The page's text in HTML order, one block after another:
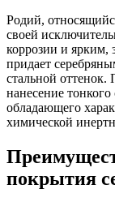
Родий,
своей
коррозии и ярким,
придает
стальной оттенок.
нанесение тонкого
обладающего
химической
покрытия